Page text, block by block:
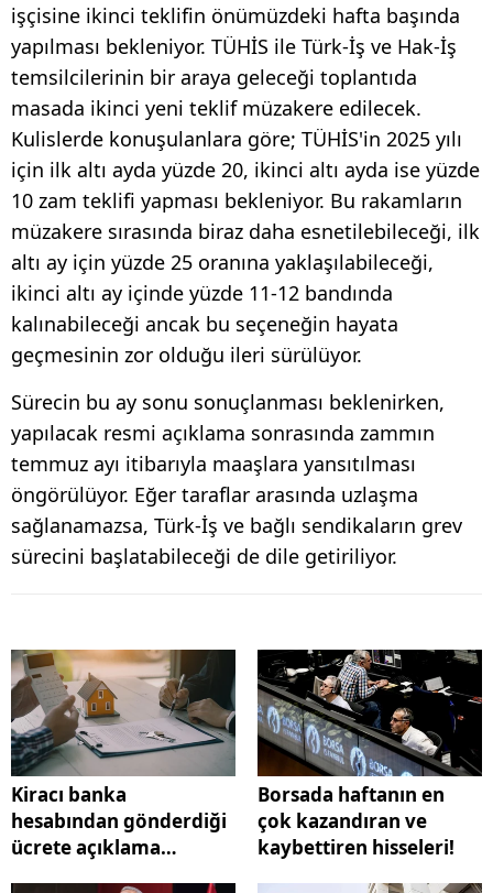
işçisine ikinci teklifin önümüzdeki hafta başında
yapılması bekleniyor. TÜHİS ile Türk-İş ve Hak-İş
temsilcilerinin bir araya geleceği toplantıda
masada ikinci yeni teklif müzakere edilecek.
Kulislerde konuşulanlara göre; TÜHİS'in 2025 yılı
için ilk altı ayda yüzde 20, ikinci altı ayda ise yüzde
10 zam teklifi yapması bekleniyor. Bu rakamların
müzakere sırasında biraz daha esnetilebileceği, ilk
altı ay için yüzde 25 oranına yaklaşılabileceği,
ikinci altı ay içinde yüzde 11-12 bandında
kalınabileceği ancak bu seçeneğin hayata
geçmesinin zor olduğu ileri sürülüyor.
Sürecin bu ay sonu sonuçlanması beklenirken,
yapılacak resmi açıklama sonrasında zammın
temmuz ayı itibarıyla maaşlara yansıtılması
öngörülüyor. Eğer taraflar arasında uzlaşma
sağlanamazsa, Türk-İş ve bağlı sendikaların grev
sürecini başlatabileceği de dile getiriliyor.
Kiracı banka
hesabından gönderdiği
ücrete açıklama
Borsada haftanın en
çok kazandıran ve
kaybettiren hisseleri!